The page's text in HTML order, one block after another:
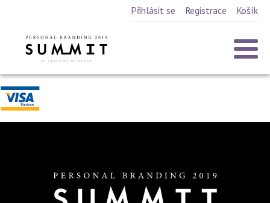
Přihlásit se Registrace Košík